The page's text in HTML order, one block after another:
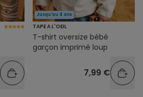
Jusqu'au 4 ans
TAPE A L'OEIL
T-shirt oversize bébé
garçon imprimé loup
7,99 €